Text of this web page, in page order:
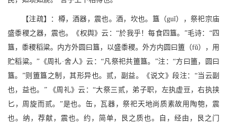
【注疏】：樽，酒器，震也。酒，坎也。簋（guǐ），祭祀宗庙
盛黍稷之器，震也。《权舆》云：“於我乎！每食四簋。”毛诗：“四
簋，黍稷稻粱。内方外圆曰簋，以盛黍稷。外方内圆曰簠（fǔ），用
贮稻粱。”《周礼·舍人》云：“凡祭祀共簠簋。”注：“方曰簠，圆曰
簋。”则簠簋之制，其形异也。贰，副益。《说文》段注：“当云副
也，益也。” 《周礼》云：“大祭三贰，弟子职，左执虚豆，右执挟
匕，周旋而贰。”是也。缶，瓦器，祭祀天地尚质素故用陶匏，震
也。纳，荐献，震也。约，简单，艮之质也。自，经由，艮之门